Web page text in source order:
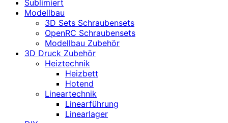
Sublimiert
Modellbau
3D Sets Schraubensets
OpenRC Schraubensets
Modellbau Zubehör
3D Druck Zubehör
Heiztechnik
Heizbett
Hotend
Lineartechnik
Linearführung
Linearlager